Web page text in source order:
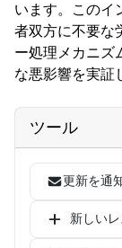
います。このイ
者双方に不要な
ー処理メカニズ
な悪影響を実証
ツール
更新を通
新しい